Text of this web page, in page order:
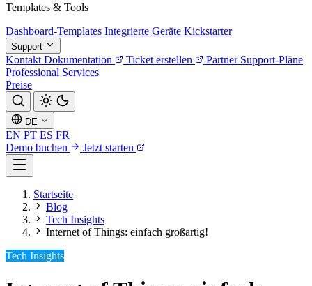
Templates & Tools
Dashboard-Templates Integrierte Geräte Kickstarter
Support
Kontakt Dokumentation Ticket erstellen Partner Support-Pläne
Professional Services
Preise
DE
EN PT ES FR
Demo buchen
Jetzt starten
Startseite
Blog
Tech Insights
Internet of Things: einfach großartig!
Tech Insights